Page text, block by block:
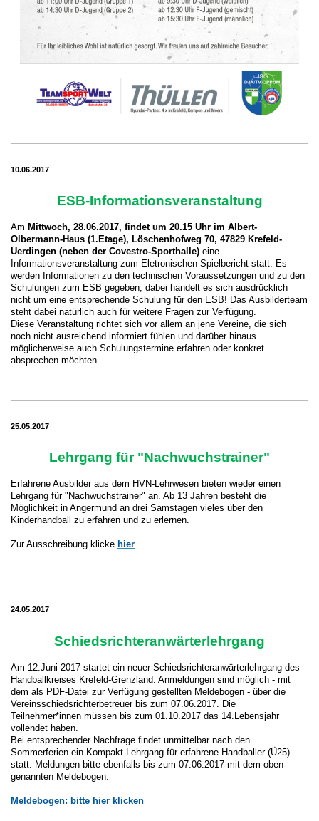
10.06.2017
ESB-Informationsveranstaltung
Am Mittwoch, 28.06.2017, findet um 20.15 Uhr im Albert-
Olbermann-Haus (1.Etage), Löschenhofweg 70, 47829 Krefeld-
Uerdingen (neben der Covestro-Sporthalle) eine
Informationsveranstaltung zum Eletronischen Spielbericht statt. Es
werden Informationen zu den technischen Voraussetzungen und zu den
Schulungen zum ESB gegeben, dabei handelt es sich ausdrücklich
nicht um eine entsprechende Schulung für den ESB! Das Ausbilderteam
steht dabei natürlich auch für weitere Fragen zur Verfügung.
Diese Veranstaltung richtet sich vor allem an jene Vereine, die sich
noch nicht ausreichend informiert fühlen und darüber hinaus
möglicherweise auch Schulungstermine erfahren oder konkret
absprechen möchten.
25.05.2017
Lehrgang für "Nachwuchstrainer"
Erfahrene Ausbilder aus dem HVN-Lehrwesen bieten wieder einen
Lehrgang für "Nachwuchstrainer" an. Ab 13 Jahren besteht die
Möglichkeit in Angermund an drei Samstagen vieles über den
Kinderhandball zu erfahren und zu erlernen.
Zur Ausschreibung klicke hier
24.05.2017
Schiedsrichteranwärterlehrgang
Am 12.Juni 2017 startet ein neuer Schiedsrichteranwärterlehrgang des
Handballkreises Krefeld-Grenzland. Anmeldungen sind möglich - mit
dem als PDF-Datei zur Verfügung gestellten Meldebogen - über die
Vereinsschiedsrichterbetreuer bis zum 07.06.2017. Die
Teilnehmer*innen müssen bis zum 01.10.2017 das 14.Lebensjahr
vollendet haben.
Bei entsprechender Nachfrage findet unmittelbar nach den
Sommerferien ein Kompakt-Lehrgang für erfahrene Handballer (Ü25)
statt. Meldungen bitte ebenfalls bis zum 07.06.2017 mit dem oben
genannten Meldebogen.
Meldebogen: bitte hier klicken